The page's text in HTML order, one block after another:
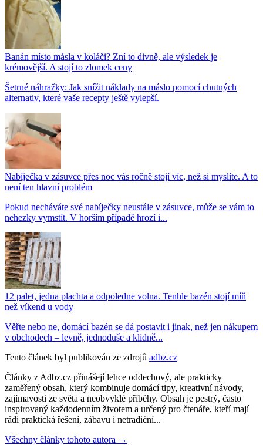
Banán místo másla v koláči? Zní to divně, ale výsledek je
krémovější. A stojí to zlomek ceny
Šetrné náhražky: Jak snížit náklady na máslo pomocí chutných
alternativ, které vaše recepty ještě vylepší.
Nabíječka v zásuvce přes noc vás ročně stojí víc, než si myslíte. A to
není ten hlavní problém
Pokud necháváte své nabíječky neustále v zásuvce, může se vám to
nehezky vymstít. V horším případě hrozí i...
12 palet, jedna plachta a odpoledne volna. Tenhle bazén stojí míň
než víkend u vody
Věřte nebo ne, domácí bazén se dá postavit i jinak, než jen nákupem
v obchodech – levně, jednoduše a klidně...
Tento článek byl publikován ze zdrojů adbz.cz
Články z Adbz.cz přinášejí lehce oddechový, ale prakticky
zaměřený obsah, který kombinuje domácí tipy, kreativní návody,
zajímavosti ze světa a neobvyklé příběhy. Obsah je pestrý, často
inspirovaný každodenním životem a určený pro čtenáře, kteří mají
rádi praktická řešení, zábavu i netradiční...
Všechny články tohoto autora →